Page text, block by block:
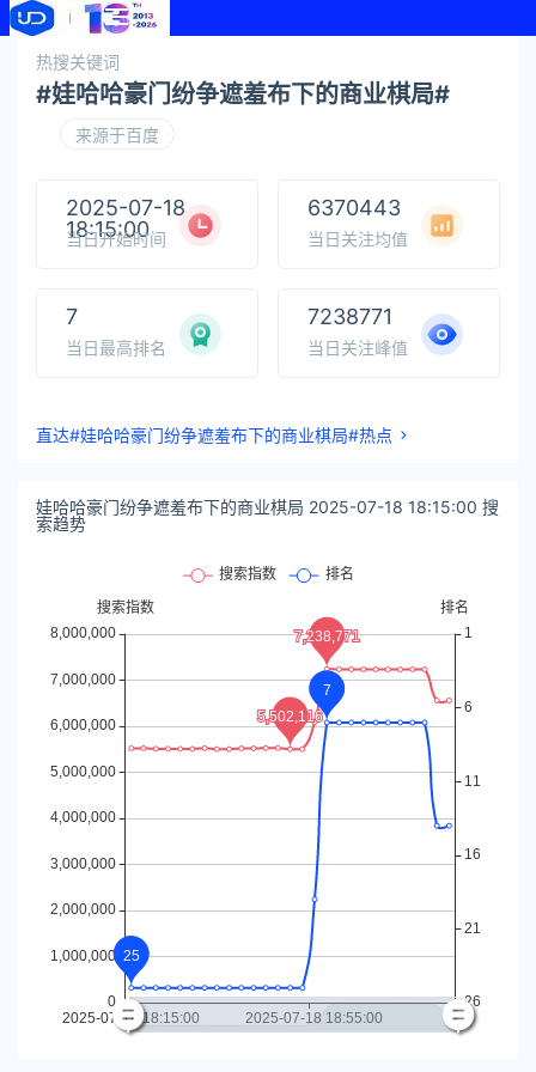
热搜关键词
#娃哈哈豪门纷争遮羞布下的商业棋局#
来源于百度
2025-07-18
18:15:00
当日开始时间
6370443
当日关注均值
7
当日最高排名
7238771
当日关注峰值
直达#娃哈哈豪门纷争遮羞布下的商业棋局#热点
娃哈哈豪门纷争遮羞布下的商业棋局 2025-07-18 18:15:00 搜
索趋势